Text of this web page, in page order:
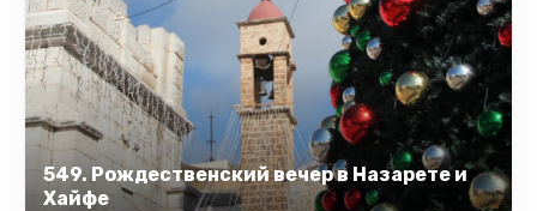
549. Рождественский вечер в Назарете и
Хайфе